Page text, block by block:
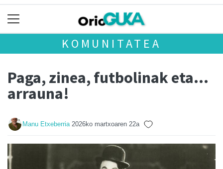
KOMUNITATEA
Paga, zinea, futbolinak eta…
arrauna!
Manu Etxeberria 2026ko martxoaren 22a